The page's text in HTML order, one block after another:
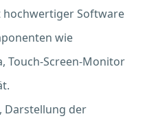
Software
wie
Touch-Screen-Monitor
Darstellung der